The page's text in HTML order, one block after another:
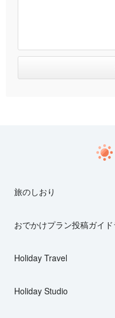
旅のしおり
おでかけプラン投稿ガイ
Holiday Travel
Holiday Studio